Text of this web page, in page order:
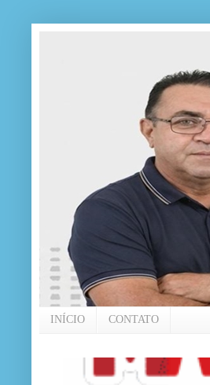
INÍCIO CONTATO